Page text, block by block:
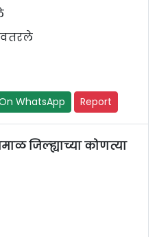
WhatsApp Report
जिल्ह्याच्या कोणत्या